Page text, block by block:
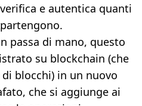
e autentica quanti
passa di mano, questo
su blockchain (che
blocchi) in un nuovo
che si aggiunge ai